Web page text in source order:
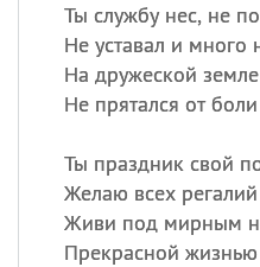
Ты службу нес, не
Не уставал и много
На дружеской
Не прятался от
Ты праздник свой
Желаю всех
Живи под мирным
Прекрасной